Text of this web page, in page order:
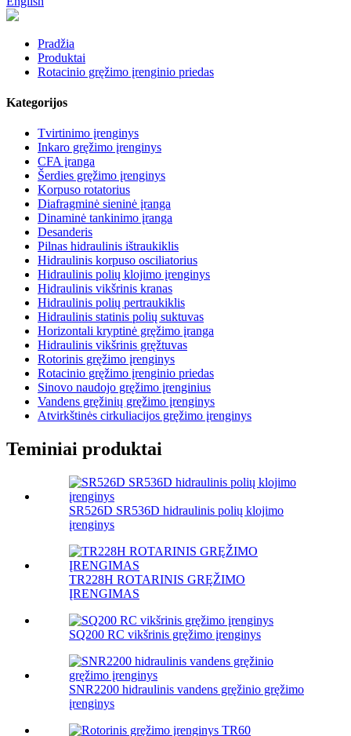
Pradžia
Produktai
Rotacinio gręžimo įrenginio priedas
Kategorijos
Tvirtinimo įrenginys
Inkaro gręžimo įrenginys
CFA įranga
Šerdies gręžimo įrenginys
Korpuso rotatorius
Diafragminė sieninė įranga
Dinaminė tankinimo įranga
Desanderis
Pilnas hidraulinis ištraukiklis
Hidraulinis korpuso osciliatorius
Hidraulinis polių klojimo įrenginys
Hidraulinis vikšrinis kranas
Hidraulinis polių pertraukiklis
Hidraulinis statinis polių suktuvas
Horizontali kryptinė gręžimo įranga
Hidraulinis vikšrinis gręžtuvas
Rotorinis gręžimo įrenginys
Rotacinio gręžimo įrenginio priedas
Sinovo naudojo gręžimo įrenginius
Vandens gręžinių gręžimo įrenginys
Atvirkštinės cirkuliacijos gręžimo įrenginys
Teminiai produktai
SR526D SR536D hidraulinis polių klojimo
įrenginys
TR228H ROTARINIS GRĘŽIMO
ĮRENGIMAS
SQ200 RC vikšrinis gręžimo įrenginys
SNR2200 hidraulinis vandens gręžinio gręžimo
įrenginys